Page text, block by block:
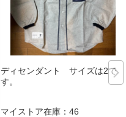
ディセンダント サイズは2で
す。
マイストア在庫： 46